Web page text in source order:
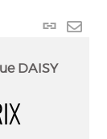
Lien
DAISY